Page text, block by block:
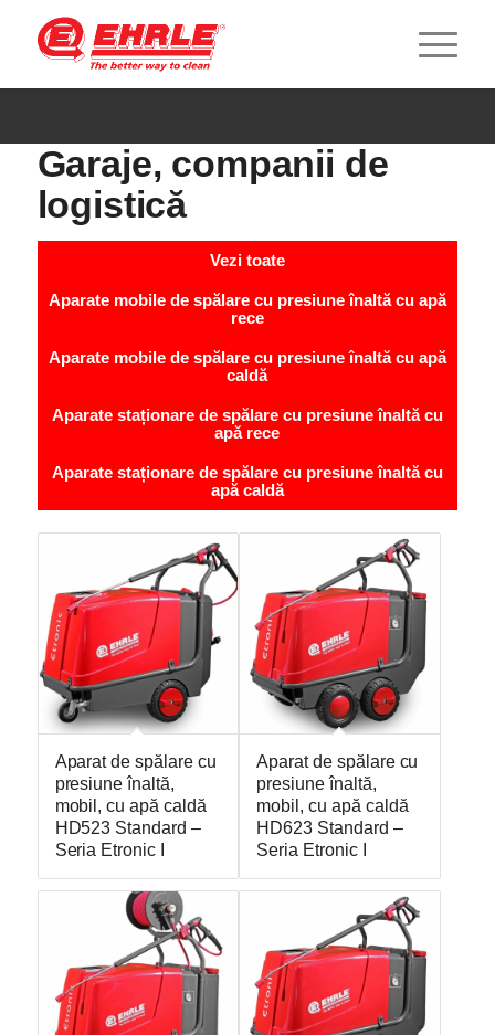
Garaje, companii de
logistică
Vezi toate
Aparate mobile de spălare cu presiune înaltă cu apă
rece
Aparate mobile de spălare cu presiune înaltă cu apă
caldă
Aparate staționare de spălare cu presiune înaltă cu
apă rece
Aparate staționare de spălare cu presiune înaltă cu
apă caldă
Aparat de spălare cu
presiune înaltă,
mobil, cu apă caldă
HD523 Standard –
Seria Etronic I
Aparat de spălare cu
presiune înaltă,
mobil, cu apă caldă
HD623 Standard –
Seria Etronic I